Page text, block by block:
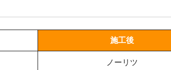
施工後
ノーリツ